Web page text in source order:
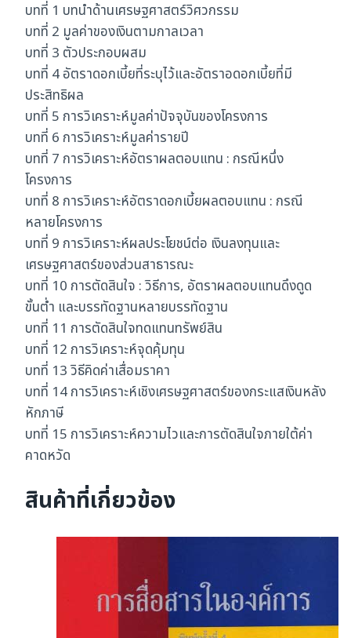
บทที่ 1 บทนำด้านเศรษฐศาสตร์วิศวกรรม
บทที่ 2 มูลค่าของเงินตามกาลเวลา
บทที่ 3 ตัวประกอบผสม
บทที่ 4 อัตราดอกเบี้ยที่ระบุไว้และอัตราอดอกเบี้ยที่มี
ประสิทธิผล
บทที่ 5 การวิเคราะห์มูลค่าปัจจุบันของโครงการ
บทที่ 6 การวิเคราะห์มูลค่ารายปี
บทที่ 7 การวิเคราะห์อัตราผลตอบแทน : กรณีหนึ่ง
โครงการ
บทที่ 8 การวิเคราะห์อัตราดอกเบี้ยผลตอบแทน : กรณี
หลายโครงการ
บทที่ 9 การวิเคราะห์ผลประโยชน์ต่อ เงินลงทุนและ
เศรษฐศาสตร์ของส่วนสาธารณะ
บทที่ 10 การตัดสินใจ : วิธีการ, อัตราผลตอบแทนดึงดูด
ขั้นต่ำ และบรรทัดฐานหลายบรรทัดฐาน
บทที่ 11 การตัดสินใจทดแทนทรัพย์สิน
บทที่ 12 การวิเคราะห์จุดคุ้มทุน
บทที่ 13 วิธีคิดค่าเสื่อมราคา
บทที่ 14 การวิเคราะห์เชิงเศรษฐศาสตร์ของกระแสเงินหลัง
หักภาษี
บทที่ 15 การวิเคราะห์ความไวและการตัดสินใจภายใต้ค่า
คาดหวัด
สินค้าที่เกี่ยวข้อง